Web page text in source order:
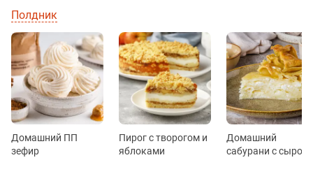
Полдник
Домашний ПП
зефир
Пирог с творогом и
яблоками
Домашний
сабурани с сыром